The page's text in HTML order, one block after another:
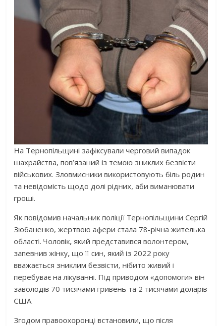
На Тернопільщині зафіксували черговий випадок
шахрайства, пов’язаний із темою зниклих безвісти
військових. Зловмисники використовують біль родин
та невідомість щодо долі рідних, аби виманювати
гроші.
Як повідомив начальник поліції Тернопільщини Сергій
Зюбаненко, жертвою афери стала 78-річна жителька
області. Чоловік, який представився волонтером,
запевнив жінку, що її син, який із 2022 року
вважається зниклим безвісти, нібито живий і
перебуває на лікуванні. Під приводом «допомоги» він
заволодів 70 тисячами гривень та 2 тисячами доларів
США.
Згодом правоохоронці встановили, що після